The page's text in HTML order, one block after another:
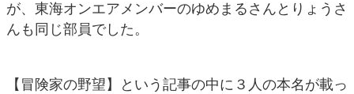
が、東海オンエアメンバーのゆめまるさんとりょうさ
んも同じ部員でした。
【冒険家の野望】という記事の中に３人の本名が載っ